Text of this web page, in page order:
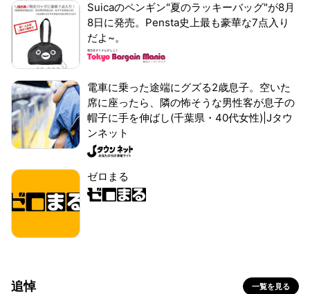
Suicaのペンギン"夏のラッキーバッグ"が8月
8日に発売。Pensta史上最も豪華な7点入り
だよ~。
電車に乗った途端にグズる2歳息子。空いた
席に座ったら、隣の怖そうな男性客が息子の
帽子に手を伸ばし(千葉県・40代女性)|Jタウ
ンネット
ゼロまる
追悼 一覧を見る